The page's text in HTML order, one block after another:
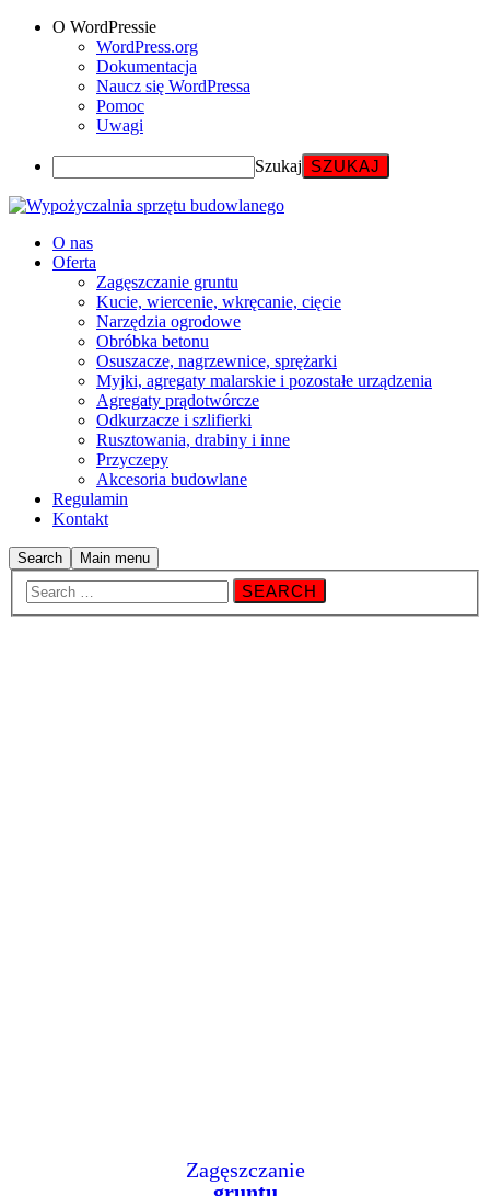
O WordPressie
WordPress.org
Dokumentacja
Naucz się WordPressa
Pomoc
Uwagi
Szukaj
O nas
Oferta
Zagęszczanie gruntu
Kucie, wiercenie, wkręcanie, cięcie
Narzędzia ogrodowe
Obróbka betonu
Osuszacze, nagrzewnice, sprężarki
Myjki, agregaty malarskie i pozostałe urządzenia
Agregaty prądotwórcze
Odkurzacze i szlifierki
Rusztowania, drabiny i inne
Przyczepy
Akcesoria budowlane
Regulamin
Kontakt
Search Main menu
Zagęszczanie